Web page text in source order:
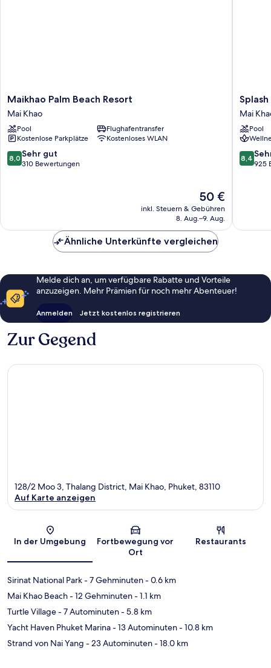
Maikhao
Palm
Beach
Resort
Mai
Khao
Maikhao Palm Beach Resort
Mai Khao
Pool
Flughafentransfer
Kostenlose Parkplätze
Kostenloses WLAN
8.0
von
8,0 Sehr gut
310 Bewertungen
Der
Preis
beträgt
50 €
inkl. Steuern & Gebühren
8. Aug.–9. Aug.
Splash
Beach
Resort
Phuket
Mai
Khao
Mai
Pool
8.4
von
8,4
925
Ähnliche Unterkünfte vergleichen
Melde dich an, um verfügbare Rabatte und Vorteile
anzuzeigen. Mehr Prämien für noch mehr Abenteuer!
Anmelden Jetzt kostenlos registrieren
Zur Gegend
Karte
128/2 Moo 3, Thalang District, Mai Khao, Phuket, 83110
Auf Karte anzeigen
In der Umgebung
Fortbewegung vor
Ort
Restaurants
Sirinat National Park- 7 Gehminuten- 0.6 km
Mai Khao Beach- 12 Gehminuten- 1.1 km
Turtle Village- 7 Autominuten- 5.8 km
Yacht Haven Phuket Marina- 13 Autominuten- 10.8 km
Strand von Nai Yang - 23 Autominuten- 18.0 km